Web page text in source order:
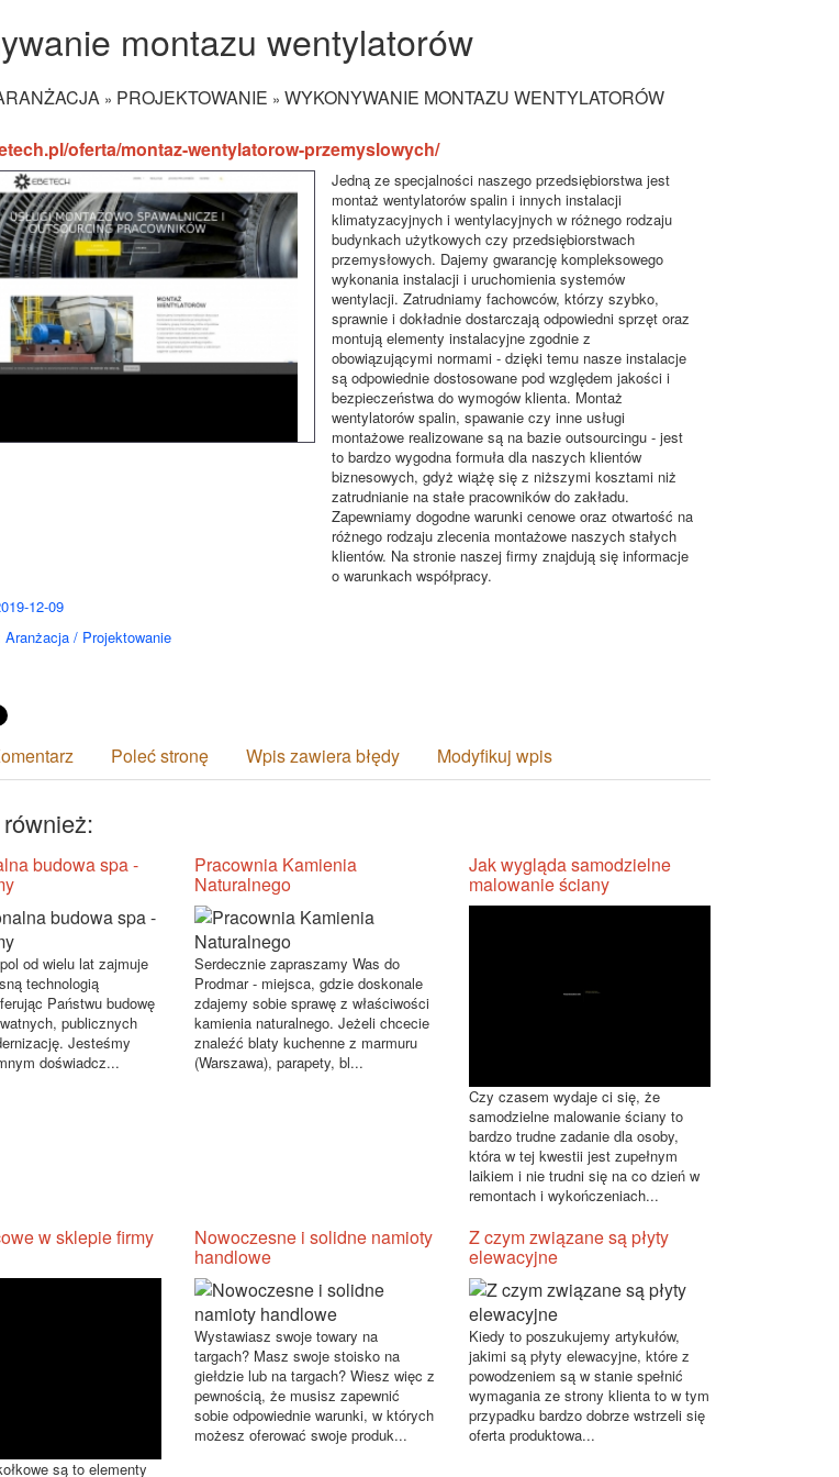
montazu wentylatorów
» PROJEKTOWANIE » WYKONYWANIE MONTAZU WENTYLATORÓW
oferta/montaz-wentylatorow-przemyslowych/
Jedną ze specjalności naszego przedsiębiorstwa jest
montaż wentylatorów spalin i innych instalacji
klimatyzacyjnych i wentylacyjnych w różnego rodzaju
budynkach użytkowych czy przedsiębiorstwach
przemysłowych. Dajemy gwarancję kompleksowego
wykonania instalacji i uruchomienia systemów
wentylacji. Zatrudniamy fachowców, którzy szybko,
sprawnie i dokładnie dostarczają odpowiedni sprzęt oraz
montują elementy instalacyjne zgodnie z
obowiązującymi normami - dzięki temu nasze instalacje
są odpowiednie dostosowane pod względem jakości i
bezpieczeństwa do wymogów klienta. Montaż
wentylatorów spalin, spawanie czy inne usługi
montażowe realizowane są na bazie outsourcingu - jest
to bardzo wygodna formuła dla naszych klientów
biznesowych, gdyż wiążę się z niższymi kosztami niż
zatrudnianie na stałe pracowników do zakładu.
Zapewniamy dogodne warunki cenowe oraz otwartość na
różnego rodzaju zlecenia montażowe naszych stałych
klientów. Na stronie naszej firmy znajdują się informacje
o warunkach współpracy.
12-09
Aranżacja / Projektowanie
Poleć stronę Wpis zawiera błędy Modyfikuj wpis
budowa spa -
od wielu lat zajmuje
technologią
Państwu budowę
publicznych
Jesteśmy
doświadcz...
Pracownia Kamienia
Naturalnego
Serdecznie zapraszamy Was do
Prodmar - miejsca, gdzie doskonale
zdajemy sobie sprawę z właściwości
kamienia naturalnego. Jeżeli chcecie
znaleźć blaty kuchenne z marmuru
(Warszawa), parapety, bl...
Jak wygląda samodzielne
malowanie ściany
Czy czasem wydaje ci się, że
samodzielne malowanie ściany to
bardzo trudne zadanie dla osoby,
która w tej kwestii jest zupełnym
laikiem i nie trudni się na co dzień w
remontach i wykończeniach...
w sklepie firmy
są to elementy
Nowoczesne i solidne namioty
handlowe
Wystawiasz swoje towary na
targach? Masz swoje stoisko na
giełdzie lub na targach? Wiesz więc z
pewnością, że musisz zapewnić
sobie odpowiednie warunki, w których
możesz oferować swoje produk...
Z czym związane są płyty
elewacyjne
Kiedy to poszukujemy artykułów,
jakimi są płyty elewacyjne, które z
powodzeniem są w stanie spełnić
wymagania ze strony klienta to w tym
przypadku bardzo dobrze wstrzeli się
oferta produktowa...